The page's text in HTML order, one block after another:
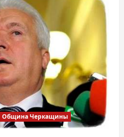
Община Черкащины